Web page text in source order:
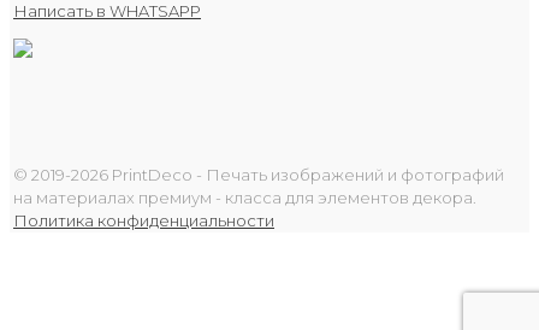
Написать в WHATSAPP
© 2019-2026 PrintDeco - Печать изображений и фотографий
на материалах премиум - класса для элементов декора.
Политика конфиденциальности